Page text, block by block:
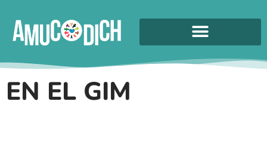
EN EL GIM